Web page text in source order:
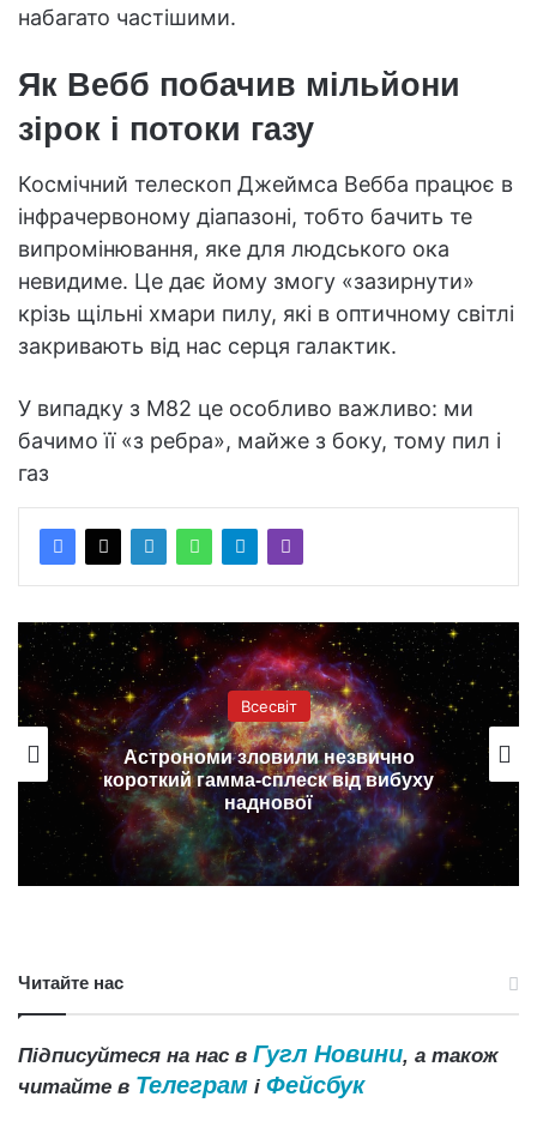
набагато частішими.
Як Вебб побачив мільйони
зірок і потоки газу
Космічний телескоп Джеймса Вебба працює в
інфрачервоному діапазоні, тобто бачить те
випромінювання, яке для людського ока
невидиме. Це дає йому змогу «зазирнути»
крізь щільні хмари пилу, які в оптичному світлі
закривають від нас серця галактик.
У випадку з M82 це особливо важливо: ми
бачимо її «з ребра», майже з боку, тому пил і
газ
Всесвіт
Астрономи зловили незвично
короткий гамма-сплеск від вибуху
наднової
Читайте нас
Підписуйтеся на нас в Гугл Новини, а також
читайте в Телеграм і Фейсбук